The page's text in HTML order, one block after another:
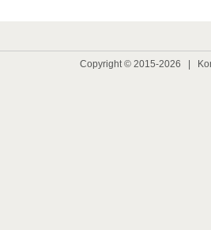
Copyright © 2015-2026 |